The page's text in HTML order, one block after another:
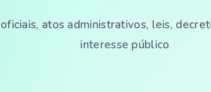
atos administrativos, leis,
interesse público